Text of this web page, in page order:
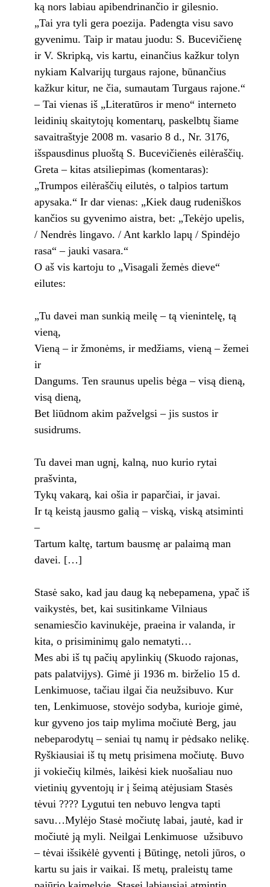
ką nors labiau apibendrinančio ir gilesnio.
„Tai yra tyli gera poezija. Padengta visu savo
gyvenimu. Taip ir matau juodu: S. Bucevičienę
ir V. Skripką, vis kartu, einančius kažkur tolyn
nykiam Kalvarijų turgaus rajone, būnančius
kažkur kitur, ne čia, sumautam Turgaus rajone.“
– Tai vienas iš „Literatūros ir meno“ interneto
leidinių skaitytojų komentarų, paskelbtų šiame
savaitraštyje 2008 m. vasario 8 d., Nr. 3176,
išspausdinus pluoštą S. Bucevičienės eilėraščių.
Greta – kitas atsiliepimas (komentaras):
„Trumpos eilėraščių eilutės, o talpios tartum
apysaka.“ Ir dar vienas: „Kiek daug rudeniškos
kančios su gyvenimo aistra, bet: „Tekėjo upelis,
/ Nendrės lingavo. / Ant karklo lapų / Spindėjo
rasa“ – jauki vasara.“
O aš vis kartoju to „Visagali žemės dieve“
eilutes:
„Tu davei man sunkią meilę – tą vienintelę, tą
vieną,
Vieną – ir žmonėms, ir medžiams, vieną – žemei
ir
Dangums. Ten sraunus upelis bėga – visą dieną,
visą dieną,
Bet liūdnom akim pažvelgsi – jis sustos ir
susidrums.
Tu davei man ugnį, kalną, nuo kurio rytai
prašvinta,
Tykų vakarą, kai ošia ir paparčiai, ir javai.
Ir tą keistą jausmo galią – viską, viską atsiminti
–
Tartum kaltę, tartum bausmę ar palaimą man
davei. […]
Stasė sako, kad jau daug ką nebepamena, ypač iš
vaikystės, bet, kai susitinkame Vilniaus
senamiesčio kavinukėje, praeina ir valanda, ir
kita, o prisiminimų galo nematyti…
Mes abi iš tų pačių apylinkių (Skuodo rajonas,
pats palatvijys). Gimė ji 1936 m. birželio 15 d.
Lenkimuose, tačiau ilgai čia neužsibuvo. Kur
ten, Lenkimuose, stovėjo sodyba, kurioje gimė,
kur gyveno jos taip mylima močiutė Berg, jau
nebeparodytų – seniai tų namų ir pėdsako nelikę.
Ryškiausiai iš tų metų prisimena močiutę. Buvo
ji vokiečių kilmės, laikėsi kiek nuošaliau nuo
vietinių gyventojų ir į šeimą atėjusiam Stasės
tėvui ???? Lygutui ten nebuvo lengva tapti
savu…Mylėjo Stasė močiutę labai, jautė, kad ir
močiutė ją myli. Neilgai Lenkimuose užsibuvo
– tėvai išsikėlė gyventi į Būtingę, netoli jūros, o
kartu su jais ir vaikai. Iš metų, praleistų tame